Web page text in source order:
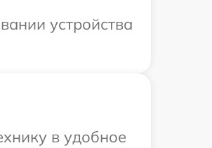
устройства
в удобное